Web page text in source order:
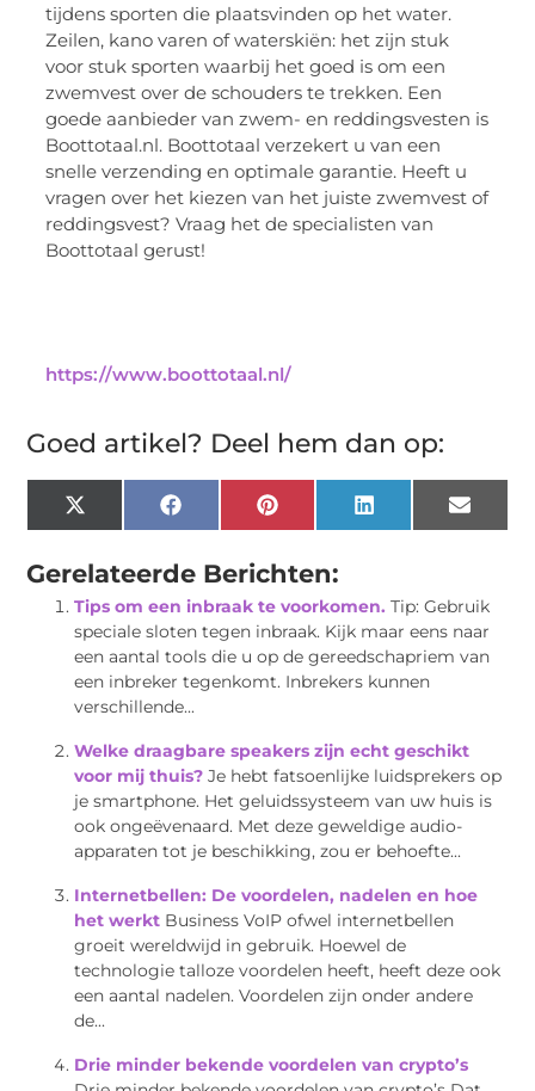
tijdens sporten die plaatsvinden op het water.
Zeilen, kano varen of waterskiën: het zijn stuk
voor stuk sporten waarbij het goed is om een
zwemvest over de schouders te trekken. Een
goede aanbieder van zwem- en reddingsvesten is
Boottotaal.nl. Boottotaal verzekert u van een
snelle verzending en optimale garantie. Heeft u
vragen over het kiezen van het juiste zwemvest of
reddingsvest? Vraag het de specialisten van
Boottotaal gerust!
https://www.boottotaal.nl/
Goed artikel? Deel hem dan op:
X
(Twitter)
FacebookPinterestLinkedInEmail
Gerelateerde Berichten:
Tips om een inbraak te voorkomen. Tip: Gebruik
speciale sloten tegen inbraak. Kijk maar eens naar
een aantal tools die u op de gereedschapriem van
een inbreker tegenkomt. Inbrekers kunnen
verschillende...
Welke draagbare speakers zijn echt geschikt
voor mij thuis? Je hebt fatsoenlijke luidsprekers op
je smartphone. Het geluidssysteem van uw huis is
ook ongeëvenaard. Met deze geweldige audio-
apparaten tot je beschikking, zou er behoefte...
Internetbellen: De voordelen, nadelen en hoe
het werkt Business VoIP ofwel internetbellen
groeit wereldwijd in gebruik. Hoewel de
technologie talloze voordelen heeft, heeft deze ook
een aantal nadelen. Voordelen zijn onder andere
de...
Drie minder bekende voordelen van crypto’s